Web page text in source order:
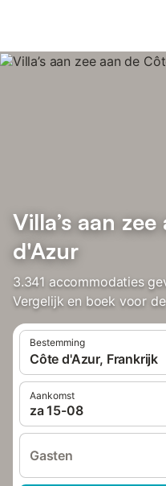
Villa’s aan
d'Azur
3.341 accommodaties
Vergelijk en boek voor
Bestemming
Côte d'Azur, Frankrijk
Aankomst
za 15-08
Gasten